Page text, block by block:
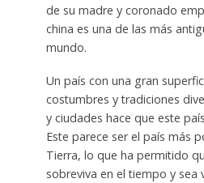
de su madre y coronado
china es una de las más
mundo.
Un país con una gran
costumbres y tradiciones
y ciudades hace que este
Este parece ser el país más
Tierra, lo que ha permitido
sobreviva en el tiempo y sea